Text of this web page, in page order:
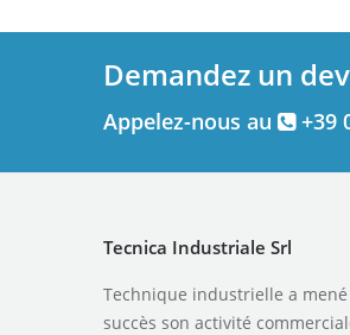
Demandez un
Appelez-nous au +39
Tecnica Industriale Srl
Technique industrielle a mené
succès son activité